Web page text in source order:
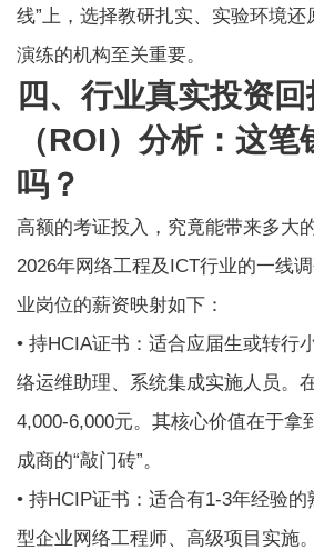
线”上，选择教研扎实、实验环境
演练的机构至关重要。
四、行业真实投资
（ROI）分析：这
吗？
高额的考证投入，究竟能带来多大
2026年网络工程及ICT行业的一线
业岗位的薪资映射如下：
• 持HCIA证书：适合应届生或转行
络运维助理、系统集成实施人员。
4,000-6,000元。其核心价值在于拿
成商的“敲门砖”。
• 持HCIP证书：适合有1-3年经验
型企业网络工程师、高级项目实施